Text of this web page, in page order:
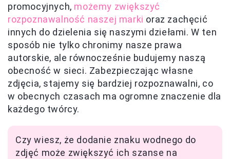
promocyjnych, możemy zwiększyć
rozpoznawalność naszej marki oraz zachęcić
innych do dzielenia się naszymi dziełami. W ten
sposób nie tylko chronimy nasze prawa
autorskie, ale równocześnie budujemy naszą
obecność w sieci. Zabezpieczając własne
zdjęcia, stajemy się bardziej rozpoznawalni, co
w obecnych czasach ma ogromne znaczenie dla
każdego twórcy.
Czy wiesz, że dodanie znaku wodnego do
zdjęć może zwiększyć ich szanse na